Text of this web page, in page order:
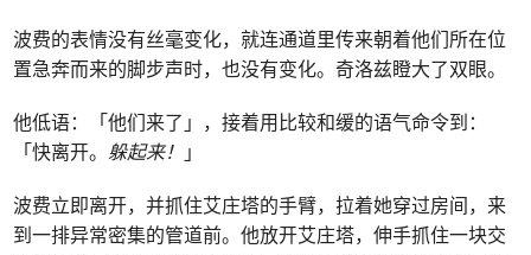
波费的表情没有丝毫变化，就连通道里传来朝着他们所在位
置急奔而来的脚步声时，也没有变化。奇洛兹瞪大了双眼。
他低语：「他们来了」，接着用比较和缓的语气命令到：
「快离开。 躲起来！ 」
波费立即离开，并抓住艾庄塔的手臂，拉着她穿过房间，来
到一排异常密集的管道前。他放开艾庄塔，伸手抓住一块交